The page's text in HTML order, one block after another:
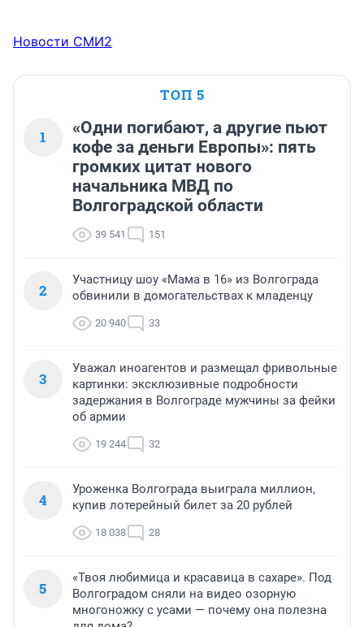
Новости СМИ2
ТОП 5
1
«Одни погибают, а другие пьют
кофе за деньги Европы»: пять
громких цитат нового
начальника МВД по
Волгоградской области
39 541 151
2
Участницу шоу «Мама в 16» из Волгограда
обвинили в домогательствах к младенцу
20 940 33
3
Уважал иноагентов и размещал фривольные
картинки: эксклюзивные подробности
задержания в Волгограде мужчины за фейки
об армии
19 244 32
4
Уроженка Волгограда выиграла миллион,
купив лотерейный билет за 20 рублей
18 038 28
5
«Твоя любимица и красавица в сахаре». Под
Волгоградом сняли на видео озорную
многоножку с усами — почему она полезна